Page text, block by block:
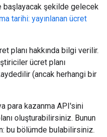
başlayacak şekilde gelecek
tarihi: yayınlanan ücret
planı hakkında bilgi verilir.
ücret planı
(ancak herhangi bir
para kazanma API'sini
oluşturabilirsiniz. Bunun
bu bölümde bulabilirsiniz.